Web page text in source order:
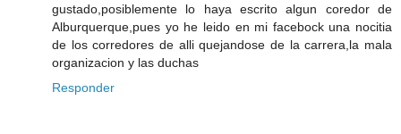
gustado,posiblemente lo haya escrito algun coredor de
Alburquerque,pues yo he leido en mi facebock una nocitia
de los corredores de alli quejandose de la carrera,la mala
organizacion y las duchas
Responder